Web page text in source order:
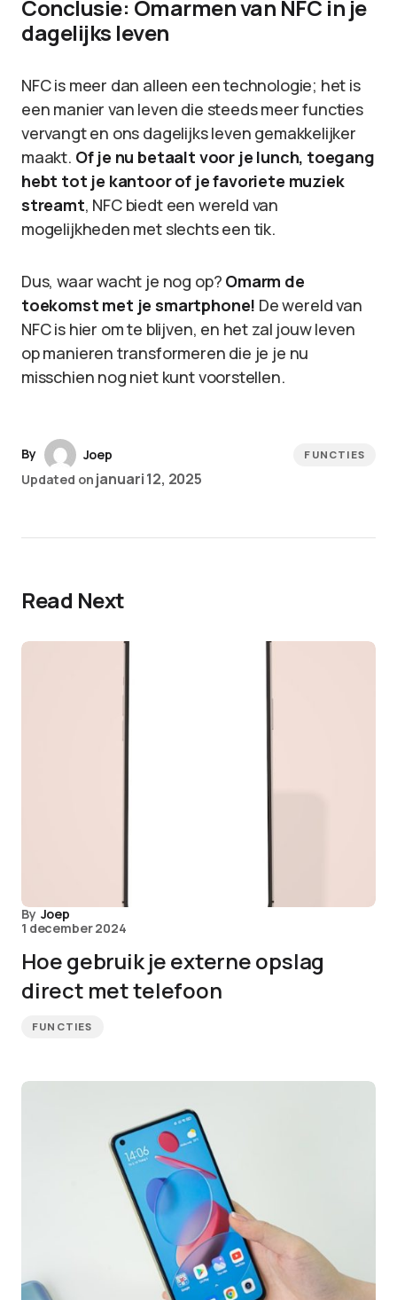
Conclusie: Omarmen van NFC in je
dagelijks leven
NFC is meer dan alleen een technologie; het is
een manier van leven die steeds meer functies
vervangt en ons dagelijks leven gemakkelijker
maakt. Of je nu betaalt voor je lunch, toegang
hebt tot je kantoor of je favoriete muziek
streamt, NFC biedt een wereld van
mogelijkheden met slechts een tik.
Dus, waar wacht je nog op? Omarm de
toekomst met je smartphone! De wereld van
NFC is hier om te blijven, en het zal jouw leven
op manieren transformeren die je je nu
misschien nog niet kunt voorstellen.
By
Joep
Updated on januari 12, 2025
FUNCTIES
Read Next
By Joep
1 december 2024
Hoe gebruik je externe opslag
direct met telefoon
FUNCTIES